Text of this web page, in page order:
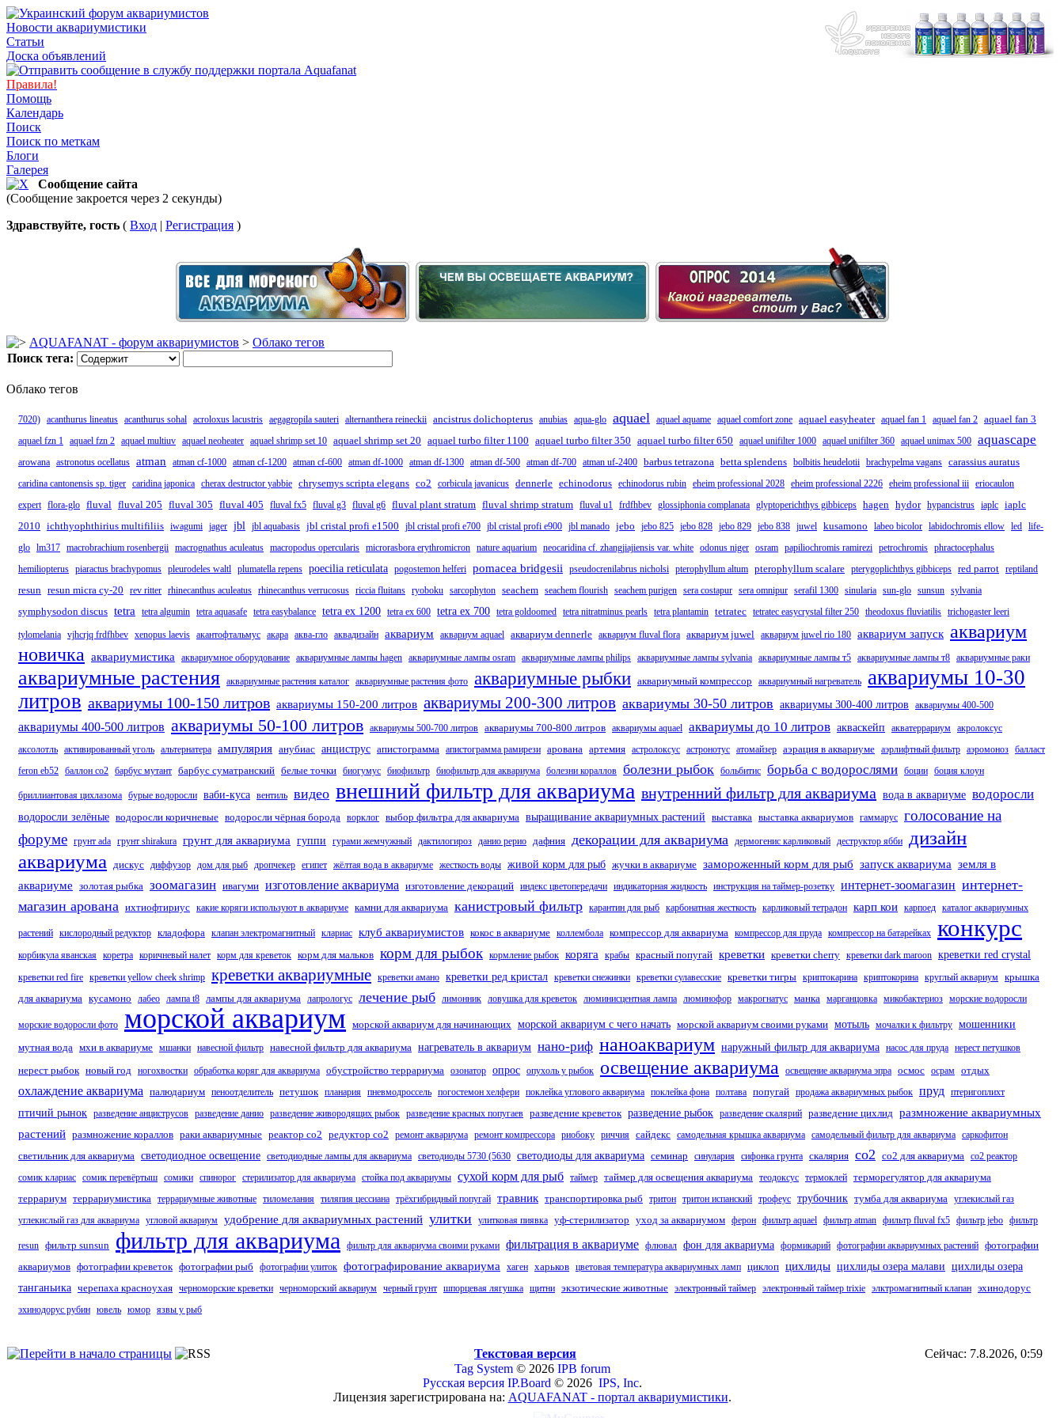
Новости аквариумистики
Статьи
Доска объявлений
Правила!
Помощь
Календарь
Поиск
Поиск по меткам
Блоги
Галерея
Сообщение сайта
(Сообщение закроется через 2 секунды)
Здравствуйте, гость ( Вход | Регистрация )
AQUAFANAT - форум аквариумистов > Облако тегов
Поиск тега:
Облако тегов
7020) acanthurus lineatus acanthurus sohal acroloxus lacustris aegagropila sauteri alternanthera reineckii ancistrus dolichopterus anubias aqua-glo aquael aquael aquame aquael comfort zone aquael easyheater aquael fan 1 aquael fan 2 aquael fan 3
aquael fzn 1 aquael fzn 2 aquael multiuv aquael neoheater aquael shrimp set 10 aquael shrimp set 20 aquael turbo filter 1100 aquael turbo filter 350 aquael turbo filter 650 aquael unifilter 1000 aquael unifilter 360 aquael unimax 500 aquascape
arowana astronotus ocellatus atman atman cf-1000 atman cf-1200 atman cf-600 atman df-1000 atman df-1300 atman df-500 atman df-700 atman uf-2400 barbus tetrazona betta splendens bolbitis heudelotii brachypelma vagans carassius auratus
caridina cantonensis sp. tiger caridina japonica cherax destructor yabbie chrysemys scripta elegans co2 corbicula javanicus dennerle echinodorus echinodorus rubin eheim professional 2028 eheim professional 2226 eheim professional iii eriocaulon
expert flora-glo fluval fluval 205 fluval 305 fluval 405 fluval fx5 fluval g3 fluval g6 fluval plant stratum fluval shrimp stratum fluval u1 frdfhbev glossiphonia complanata glyptoperichthys gibbiceps hagen hydor hypancistrus iaplc iaplc
2010 ichthyophthirius multifiliis iwagumi jager jbl jbl aquabasis jbl cristal profi e1500 jbl cristal profi e700 jbl cristal profi e900 jbl manado jebo jebo 825 jebo 828 jebo 829 jebo 838 juwel kusamono labeo bicolor labidochromis ellow led life-
glo lm317 macrobrachium rosenbergii macrognathus aculeatus macropodus opercularis microrasbora erythromicron nature aquarium neocaridina cf. zhangjiajiensis var. white odonus niger osram papiliochromis ramirezi petrochromis phractocephalus
hemiliopterus piaractus brachypomus pleurodeles waltl plumatella repens poecilia reticulata pogostemon helferi pomacea bridgesii pseudocrenilabrus nicholsi pterophyllum altum pterophyllum scalare pterygoplichthys gibbiceps red parrot reptiland
resun resun micra cy-20 rev ritter rhinecanthus aculeatus rhinecanthus verrucosus riccia fluitans ryoboku sarcophyton seachem seachem flourish seachem purigen sera costapur sera omnipur serafil 1300 sinularia sun-glo sunsun sylvania
symphysodon discus tetra tetra algumin tetra aquasafe tetra easybalance tetra ex 1200 tetra ex 600 tetra ex 700 tetra goldoomed tetra nitratminus pearls tetra plantamin tetratec tetratec easycrystal filter 250 theodoxus fluviatilis trichogaster leeri
tylomelania vjhcrjq frdfhbev xenopus laevis акантофтальмус акара аква-гло аквадизайн аквариум аквариум aquael аквариум dennerle аквариум fluval flora аквариум juwel аквариум juwel rio 180 аквариум запуск аквариум
новичка
аквариумистика аквариумное оборудование аквариумные лампы hagen аквариумные лампы osram аквариумные лампы philips аквариумные лампы sylvania аквариумные лампы т5 аквариумные лампы т8 аквариумные раки
аквариумные растения аквариумные растения каталог аквариумные растения фото аквариумные рыбки аквариумный компрессор аквариумный нагреватель
аквариумы 10-30
литров аквариумы 100-150 литров аквариумы 150-200 литров аквариумы 200-300 литров аквариумы 30-50 литров аквариумы 300-400 литров аквариумы 400-500
аквариумы 400-500 литров аквариумы 50-100 литров аквариумы 500-700 литров аквариумы 700-800 литров аквариумы aquael аквариумы до 10 литров акваскейп акватеррариум акролоксус
аксолотль активированный уголь альтернатера ампулярия анубиас анциструс апистограмма апистограмма рамирези арована артемия астролоксус астронотус атомайзер аэрация в аквариуме аэрлифтный фильтр аэромоноз балласт
feron eb52 баллон со2 барбус мутант барбус суматранский белые точки биогумус биофильтр биофильтр для аквариума болезни кораллов болезни рыбок больбитис борьба с водорослями боции боция клоун
бриллиантовая цихлазома бурые водоросли ваби-куса вентиль видео внешний фильтр для аквариума внутренний фильтр для аквариума вода в аквариуме водоросли
водоросли зелёные водоросли коричневые водоросли чёрная борода ворклог выбор фильтра для аквариума выращивание аквариумных растений выставка выставка аквариумов гаммарус голосование на
форуме грунт ada грунт shirakura грунт для аквариума гуппи гурами жемчужный дактилогироз данио рерио дафния декорации для аквариума дермогенис карликовый деструктор ябби
дизайн
аквариума дискус диффузор дом для рыб дропчекер египет жёлтая вода в аквариуме жесткость воды живой корм для рыб жучки в аквариуме замороженный корм для рыб запуск аквариума земля в
аквариуме золотая рыбка зоомагазин ивагуми изготовление аквариума изготовление декораций индекс цветопередачи индикаторная жидкость инструкция на таймер-розетку интернет-зоомагазин интернет-
магазин арована ихтиофтириус какие коряги используют в аквариуме камни для аквариума канистровый фильтр карантин для рыб карбонатная жесткость карликовый тетрадон карп кои карпоед каталог аквариумных
растений кислородный редуктор кладофора клапан электромагнитный клариас клуб аквариумистов кокос в аквариуме коллембола компрессор для аквариума компрессор для пруда компрессор на батарейках конкурс
корбикула яванская коретра коричневый налет корм для креветок корм для мальков корм для рыбок кормление рыбок коряга крабы красный попугай креветки креветки cherry креветки dark maroon креветки red crystal
креветки red fire креветки yellow cheek shrimp креветки аквариумные креветки амано креветки ред кристал креветки снежинки креветки сулавесские креветки тигры криптокарина криптокорина круглый аквариум крышка
для аквариума кусамоно лабео лампа t8 лампы для аквариума лапрологус лечение рыб лимонник ловушка для креветок люминисцентная лампа люминофор макрогнатус манка марганцовка микобактериоз морские водоросли
морские водоросли фото морской аквариум морской аквариум для начинающих морской аквариум с чего начать морской аквариум своими руками мотыль мочалки к фильтру мошенники
мутная вода мхи в аквариуме мшанки навесной фильтр навесной фильтр для аквариума нагреватель в аквариум нано-риф наноаквариум наружный фильтр для аквариума насос для пруда нерест петушков
нерест рыбок новый год ногохвостки обработка коряг для аквариума обустройство террариума озонатор опрос опухоль у рыбок освещение аквариума освещение аквариума эпра осмос осрам отдых
охлаждение аквариума палюдариум пеноотделитель петушок планария пневмодроссель погостемон хелфери поклейка углового аквариума поклейка фона полтава попугай продажа аквариумных рыбок пруд птеригоплихт
птичий рынок разведение анциструсов разведение данио разведение живородящих рыбок разведение красных попугаев разведение креветок разведение рыбок разведение скалярий разведение цихлид размножение аквариумных
растений размножение кораллов раки аквариумные реактор со2 редуктор co2 ремонт аквариума ремонт компрессора риобоку риччия сайдекс самодельная крышка аквариума самодельный фильтр для аквариума саркофитон
светильник для аквариума светодиодное освещение светодиодные лампы для аквариума светодиоды 5730 (5630 светодиоды для аквариума семинар синулария сифонка грунта скалярия со2 со2 для аквариума со2 реактор
сомик клариас сомик перевёртыш сомики спинорог стерилизатор для аквариума стойка под аквариумы сухой корм для рыб таймер таймер для освещения аквариума теодоксус термоклей терморегулятор для аквариума
террариум террариумистика террариумные животные тиломелания тиляпия цессиана трёхгибридный попугай травник транспортировка рыб тритон тритон испанский трофеус трубочник тумба для аквариума углекислый газ
углекислый газ для аквариума угловой аквариум удобрение для аквариумных растений улитки улитковая пиявка уф-стерилизатор уход за аквариумом ферон фильтр aquael фильтр atman фильтр fluval fx5 фильтр jebo фильтр
resun фильтр sunsun фильтр для аквариума фильтр для аквариума своими руками фильтрация в аквариуме флювал фон для аквариума формикарий фотографии аквариумных растений фотографии
аквариумов фотографии креветок фотографии рыб фотографии улиток фотографирование аквариума хаген харьков цветовая температура аквариумных ламп циклоп цихлиды цихлиды озера малави цихлиды озера
танганьика черепаха красноухая черноморские креветки черноморский аквариум черный грунт шпорцевая лягушка щитни экзотические животные электронный таймер электронный таймер trixie элктромагнитный клапан эхинодорус
эхинодорус рубин ювель юмор язвы у рыб
Текстовая версия
Сейчас: 7.8.2026, 0:59
Tag System© 2026 IPB forum
Русская версия IP.Board © 2026 IPS, Inc.
Лицензия зарегистрирована на: AQUAFANAT - портал аквариумистики.